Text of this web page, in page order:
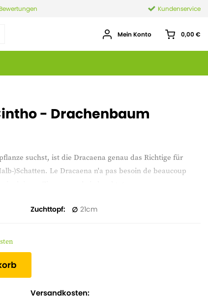
Kundenservice
Mein Konto 0,00 €
- Drachenbaum
suchst, ist die Dracaena genau das Richtige für
)Schatten. Le Dracaena n'a pas besoin de beaucoup
in deinem Zimmer und sie leuchtet.
Zuchttopf 21
Versandkosten: